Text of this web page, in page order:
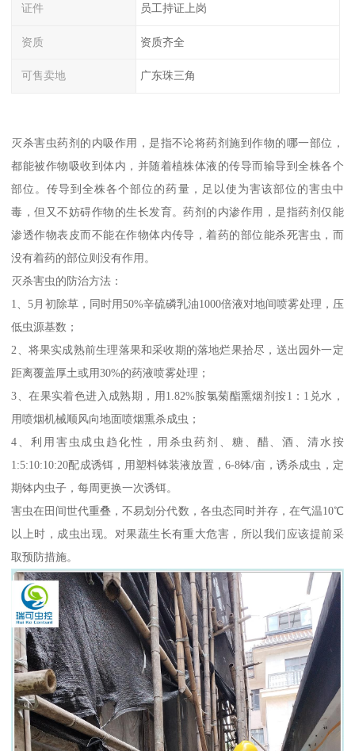
证件 员工持证上岗
资质 资质齐全
可售卖地 广东珠三角
灭杀害虫药剂的内吸作用，是指不论将药剂施到作物的哪一部位，
都能被作物吸收到体内，并随着植株体液的传导而输导到全株各个
部位。传导到全株各个部位的药量，足以使为害该部位的害虫中
毒，但又不妨碍作物的生长发育。药剂的内渗作用，是指药剂仅能
渗透作物表皮而不能在作物体内传导，着药的部位能杀死害虫，而
没有着药的部位则没有作用。
灭杀害虫的防治方法：
1、5月初除草，同时用50%辛硫磷乳油1000倍液对地间喷雾处理，压
低虫源基数；
2、将果实成熟前生理落果和采收期的落地烂果拾尽，送出园外一定
距离覆盖厚土或用30%的药液喷雾处理；
3、在果实着色进入成熟期，用1.82%胺氯菊酯熏烟剂按1：1兑水，
用喷烟机械顺风向地面喷烟熏杀成虫；
4、利用害虫成虫趋化性，用杀虫药剂、糖、醋、酒、清水按
1:5:10:10:20配成诱铒，用塑料钵装液放置，6-8钵/亩，诱杀成虫，定
期钵内虫子，每周更换一次诱铒。
害虫在田间世代重叠，不易划分代数，各虫态同时并存，在气温10℃
以上时，成虫出现。对果蔬生长有重大危害，所以我们应该提前采
取预防措施。